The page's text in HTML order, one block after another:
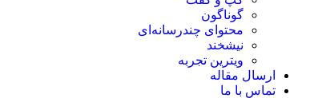
گوناگون
محتوای چندرسانه‌ای
نیشخند
ویترین تجربه
ارسال مقاله
تماس با ما